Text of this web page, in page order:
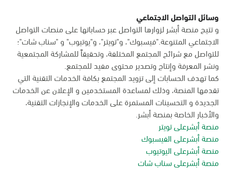
وسائل التواصل الاجتماعي
و تتيح منصة أبشر لزوارها التواصل عبر حساباتها على منصات التواصل
الاجتماعي المتنوعة."فيسبوك"، و"تويتر"، و"يوتيوب" و "سناب شات"؛
للتواصل مع شرائح المجتمع المختلفة، وتحقيقاً للمشاركة المجتمعية
ونشر المعرفة وإنتاج وتصدير محتوى مفيد للمجتمع.
كما تهدف الحسابات إلى تزويد المجتمع بكافة الخدمات التقنية التي
تقدمها المنصة، وذلك لمساعدة المستخدمين و الإعلان عن الخدمات
الجديدة و التحسينات المستمرة على الخدمات والإنجازات التقنية،
والأخبار الخاصة بمنصة أبشر.
منصة أبشرعلى تويتر
منصة أبشرعلى الفيسبوك
منصة أبشرعلى اليوتيوب
منصة أبشرعلى سناب شات